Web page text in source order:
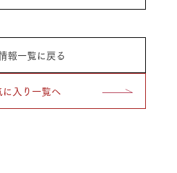
報一覧に戻る
に入り一覧へ